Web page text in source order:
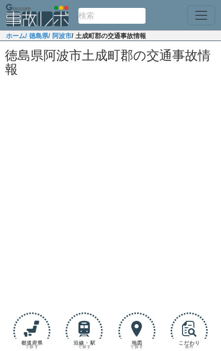
ホーム/ 徳島県/ 阿波市/ 土成町郡の交通事故情報
徳島県阿波市土成町郡の交通事故情
報
都道府県
で探す
沿線・駅
で探す
地図
で探す
こだわり
条件